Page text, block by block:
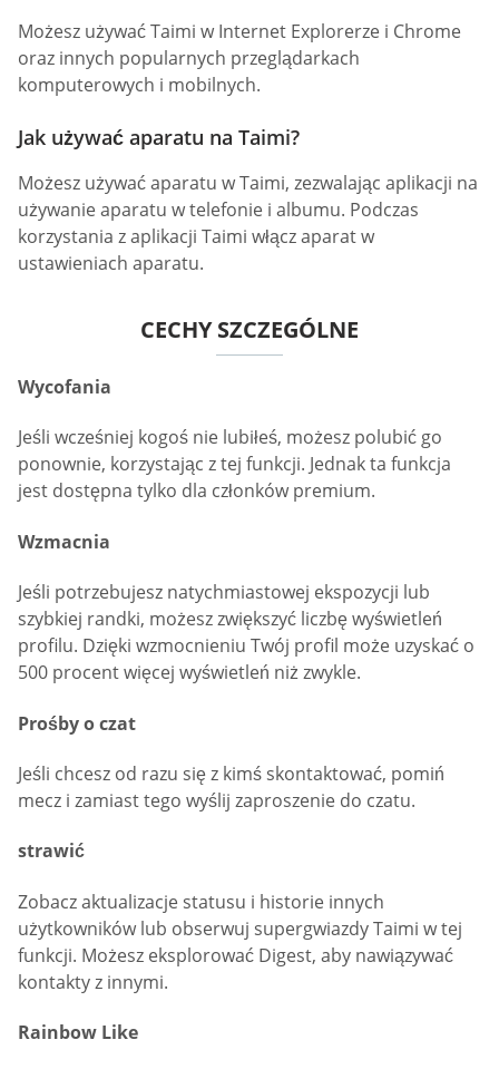
Możesz używać Taimi w Internet Explorerze i Chrome
oraz innych popularnych przeglądarkach
komputerowych i mobilnych.
Jak używać aparatu na Taimi?
Możesz używać aparatu w Taimi, zezwalając aplikacji na
używanie aparatu w telefonie i albumu. Podczas
korzystania z aplikacji Taimi włącz aparat w
ustawieniach aparatu.
CECHY SZCZEGÓLNE
Wycofania
Jeśli wcześniej kogoś nie lubiłeś, możesz polubić go
ponownie, korzystając z tej funkcji. Jednak ta funkcja
jest dostępna tylko dla członków premium.
Wzmacnia
Jeśli potrzebujesz natychmiastowej ekspozycji lub
szybkiej randki, możesz zwiększyć liczbę wyświetleń
profilu. Dzięki wzmocnieniu Twój profil może uzyskać o
500 procent więcej wyświetleń niż zwykle.
Prośby o czat
Jeśli chcesz od razu się z kimś skontaktować, pomiń
mecz i zamiast tego wyślij zaproszenie do czatu.
strawić
Zobacz aktualizacje statusu i historie innych
użytkowników lub obserwuj supergwiazdy Taimi w tej
funkcji. Możesz eksplorować Digest, aby nawiązywać
kontakty z innymi.
Rainbow Like